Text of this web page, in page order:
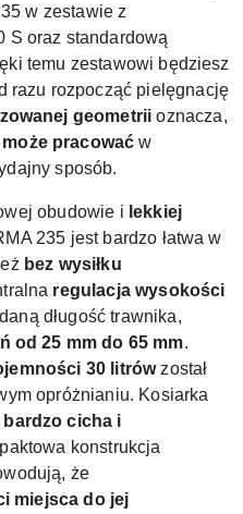
w zestawie z
S oraz standardową
temu zestawowi będziesz
razu rozpocząć pielęgnację
geometrii oznacza,
pracować w
sposób.
obudowie i lekkiej
235 jest bardzo łatwa w
bez wysiłku
regulacja wysokości
długość trawnika,
od 25 mm do 65 mm.
30 litrów został
opróżnianiu. Kosiarka
bardzo cicha i
konstrukcja
że
miejsca do jej